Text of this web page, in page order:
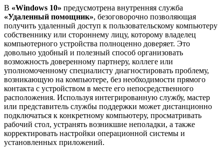
В «Windows 10» предусмотрена внутренняя служба
«Удаленный помощник», безоговорочно позволяющая
получить удаленный доступ к пользовательскому компьютеру
собственнику или стороннему лицу, которому владелец
компьютерного устройства полноценно доверяет. Это
довольно удобный и полезный способ организовать
возможность доверенному партнеру, коллеге или
уполномоченному специалисту диагностировать проблему,
возникающую на компьютере, без необходимости прямого
контакта с устройством в месте его непосредственного
расположения. Используя интегрированную службу, мастер
или представитель службы поддержки может дистанционно
подключаться к конкретному компьютеру, просматривать
рабочий стол, устранять возникшие неполадки, а также
корректировать настройки операционной системы и
установленных приложений.